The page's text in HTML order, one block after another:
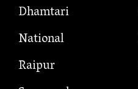
Dhamtari
National
Raipur